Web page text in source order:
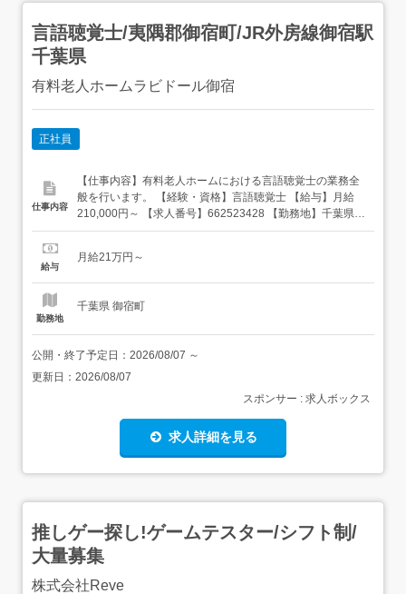
言語聴覚士/夷隅郡御宿町/JR外房線御宿駅
千葉県
有料老人ホームラビドール御宿
正社員
仕事内容
【仕事内容】有料老人ホームにおける言語聴覚士の業務全
般を行います。 【経験・資格】言語聴覚士 【給与】月給
210,000円～ 【求人番号】662523428 【勤務地】千葉県夷
隅郡御宿町御宿台132 【市区町村】夷隅郡御宿町 【都道府
社員 【休日・休暇など】<休日制度>シフト制<休暇制度>
給与
月給21万円～
勤務地
千葉県 御宿町
公開・終了予定日： 2026/08/07 ～
更新日： 2026/08/07
スポンサー : 求人ボックス
求人詳細を見る
推しゲー探し!ゲームテスター/シフト制/
大量募集
株式会社Reve